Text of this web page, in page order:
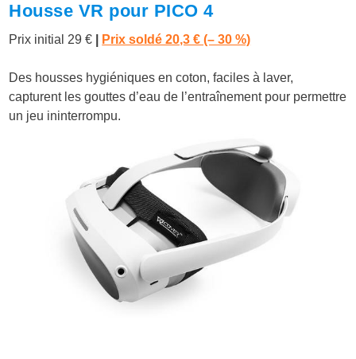
Housse VR pour PICO 4
Prix initial 29 € Prix soldé 20,3 € (– 30 %)
Des housses hygiéniques en coton, faciles à laver,
capturent les gouttes d’eau de l’entraînement pour permettre
un jeu ininterrompu.